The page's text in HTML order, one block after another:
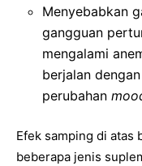
Menyebabkan
gangguan
mengalami
berjalan
perubahan
Efek samping di atas
beberapa jenis